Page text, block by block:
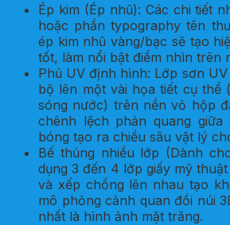
Ép kim (Ép nhũ): Các chi tiết
hoặc phần typography tên
ép kim nhũ vàng/bạc sẽ tạo
tốt, làm nổi bật điểm nhìn trên
Phủ UV định hình: Lớp sơn
bộ lên một vài họa tiết cụ thể
sóng nước) trên nền vỏ hộp
chênh lệch phản quang giữa
bóng tạo ra chiều sâu vật lý
Bế thủng nhiều lớp (Dành
dụng 3 đến 4 lớp giấy mỹ
và xếp chồng lên nhau tạo
mô phỏng cảnh quan đồi núi
nhất là hình ảnh mặt trăng.